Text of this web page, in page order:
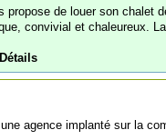
propose de louer son chalet
convivial et chaleureux.
Détails
agence implanté sur la